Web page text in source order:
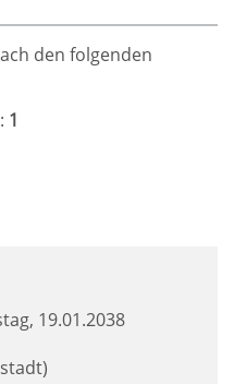
den folgenden
1
19.01.2038